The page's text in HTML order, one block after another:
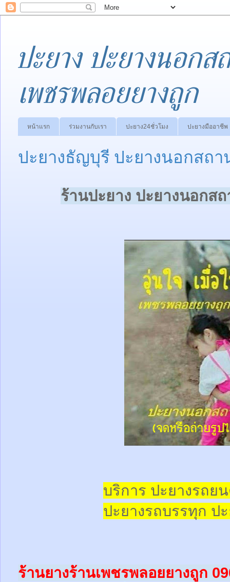
ปะยาง ปะยางนอก
เพชรพลอยยางถูก
หน้าแรก ร่วมงานกับเรา ปะยาง24ชั่วโมง ปะยางมืออาชีพ
ปะยางธัญบุรี ปะยางนอกสถา
ร้านปะยาง ปะยางนอกส
บริการ ปะยางรถย
ปะยางรถบรรทุก ป
ร้านยางร้านเพชรพลอยยางถูก